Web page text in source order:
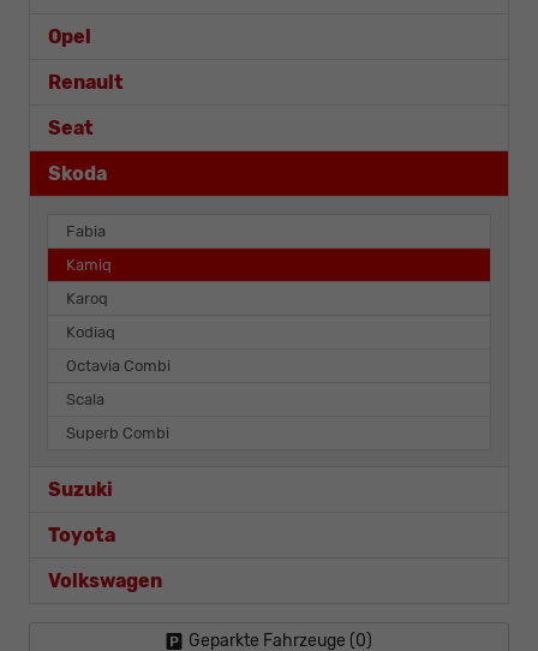
Opel
Renault
Seat
Skoda
Fabia
Kamiq
Karoq
Kodiaq
Octavia Combi
Scala
Superb Combi
Suzuki
Toyota
Volkswagen
Geparkte Fahrzeuge (0)